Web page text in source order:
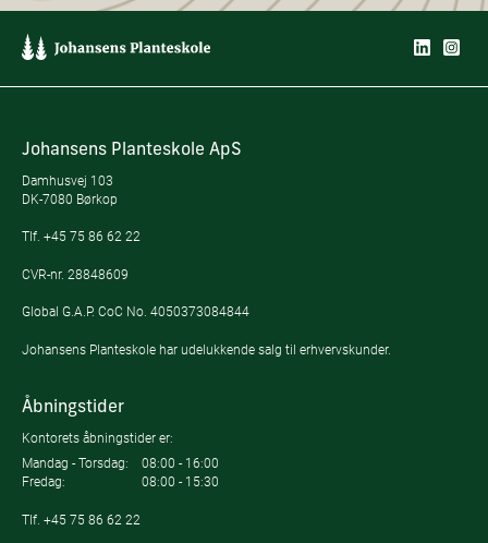
Johansens Planteskole ApS
Damhusvej 103
DK-7080 Børkop
Tlf. +45 75 86 62 22
CVR-nr. 28848609
Global G.A.P. CoC No. 4050373084844
Johansens Planteskole har udelukkende salg til erhvervskunder.
Åbningstider
Kontorets åbningstider er:
Mandag - Torsdag:
08:00 - 16:00
Fredag:
08:00 - 15:30
Tlf. +45 75 86 62 22